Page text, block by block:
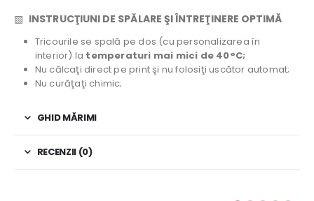
▧ INSTRUCŢIUNI DE SPĂLARE ŞI ÎNTREŢINERE OPTIMĂ
Tricourile se spală pe dos (cu personalizarea în
interior) la temperaturi mai mici de 40°C;
Nu călcaţi direct pe print şi nu folosiţi uscător automat;
Nu curăţaţi chimic;
GHID MĂRIMI
RECENZII (0)